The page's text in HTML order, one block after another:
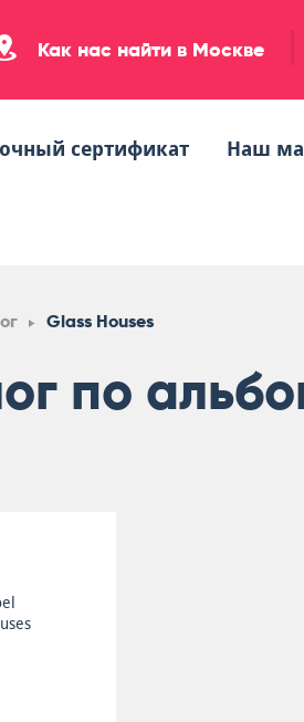
Как нас найти в Москве
сертификат Наш
Glass Houses
по